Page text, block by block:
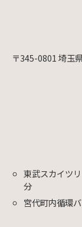
〒345-0801 埼玉
東武スカイツ
分
宮代町内循環